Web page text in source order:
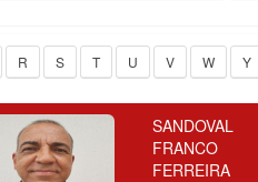
R S T U V W Y
SANDOVAL
FRANCO
FERREIRA